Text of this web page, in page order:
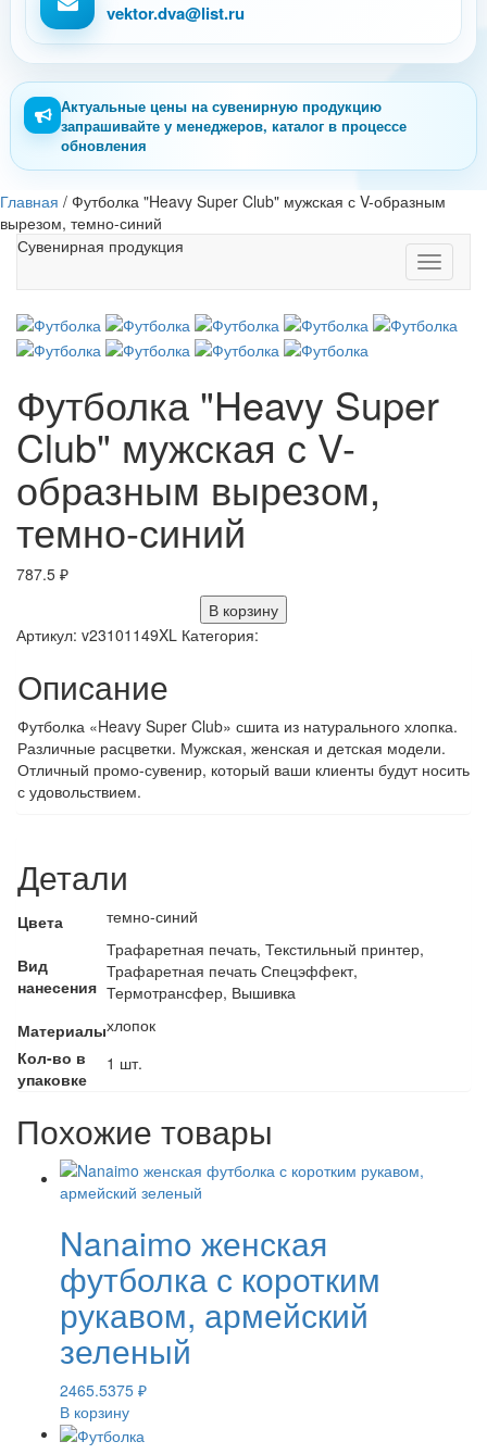
vektor.dva@list.ru
Актуальные цены на сувенирную продукцию
запрашивайте у менеджеров, каталог в процессе
обновления
Главная / Футболка "Heavy Super Club" мужская с V-образным
вырезом, темно-синий
Toggle
Сувенирная продукция
Футболка "Heavy Super
Club" мужская с V-
образным вырезом,
темно-синий
787.5 ₽
В корзину
Артикул: v23101149XL Категория:
Описание
Футболка «Heavy Super Club» сшита из натурального хлопка.
Различные расцветки. Мужская, женская и детская модели.
Отличный промо-сувенир, который ваши клиенты будут носить
с удовольствием.
Детали
Цвета темно-синий
Вид
нанесения
Трафаретная печать, Текстильный принтер,
Трафаретная печать Спецэффект,
Термотрансфер, Вышивка
Материалыхлопок
Кол-во в
упаковке
1 шт.
Похожие товары
Nanaimo женская
футболка с коротким
рукавом, армейский
зеленый
2465.5375 ₽
В корзину